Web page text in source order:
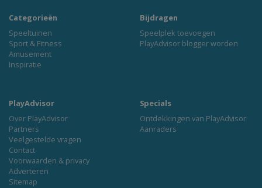
Categorieën
Speeltuinen
Sport & Fitness
Amusement
Inspiratie
Bijdragen
Speelplek toevoegen
PlayAdvisor blogger worden
PlayAdvisor
Over PlayAdvisor
Partners
Veelgestelde vragen
Contact
Voorwaarden & privacy
Adverteren
Sitemap
Specials
Ontdekkingen van PlayAdvisor
Aanraders